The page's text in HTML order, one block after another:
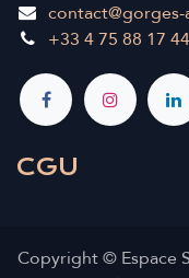
+33 4 75 88 17 44
CGU
Copyright © Espace